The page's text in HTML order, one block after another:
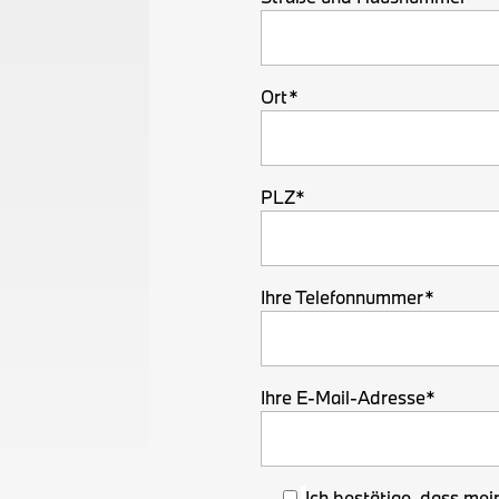
Ort*
PLZ*
Ihre Telefonnummer*
Ihre E-Mail-Adresse*